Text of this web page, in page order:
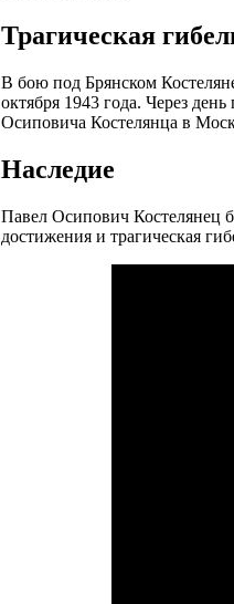
Трагическая
В бою под Брянском
октября 1943 года. Через
Осиповича Костелянца в
Наследие
Павел Осипович Костелянец
достижения и трагическая